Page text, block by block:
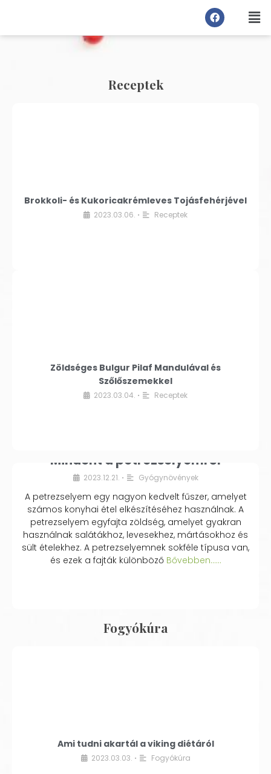
Receptek
Brokkoli- és Kukoricakrémleves Tojásfehérjével
2023.03.06. • Receptek
Zöldséges Bulgur Pilaf Mandulával és
Szőlőszemekkel
2023.03.04. • Receptek
Mindent a petrezselyemről
2023.12.21. • Gyógynövények
A petrezselyem egy nagyon kedvelt fűszer, amelyet
számos konyhai étel elkészítéséhez használnak. A
petrezselyem egyfajta zöldség, amelyet gyakran
használnak salátákhoz, levesekhez, mártásokhoz és
sült ételekhez. A petrezselyemnek sokféle típusa van,
és ezek a fajták különbözőBővebben...…
Fogyókúra
Ami tudni akartál a viking diétáról
2023.03.03. • Fogyókúra